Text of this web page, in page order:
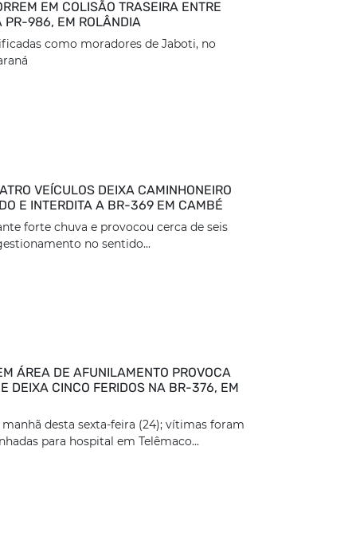
EM COLISÃO TRASEIRA ENTRE
PR-986, EM ROLÂNDIA
como moradores de Jaboti, no
VEÍCULOS DEIXA CAMINHONEIRO
E INTERDITA A BR-369 EM CAMBÉ
forte chuva e provocou cerca de seis
no sentido...
ÁREA DE AFUNILAMENTO PROVOCA
DEIXA CINCO FERIDOS NA BR-376, EM
desta sexta-feira (24); vítimas foram
para hospital em Telêmaco...